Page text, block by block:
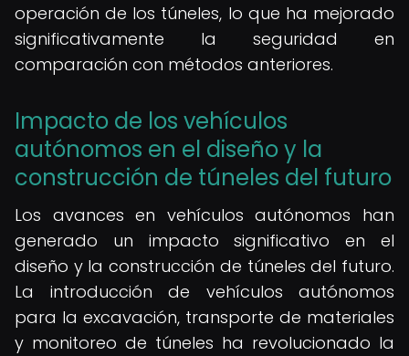
operación de los túneles, lo que ha mejorado
significativamente la seguridad en
comparación con métodos anteriores.
Impacto de los vehículos
autónomos en el diseño y la
construcción de túneles del futuro
Los avances en vehículos autónomos han
generado un impacto significativo en el
diseño y la construcción de túneles del futuro.
La introducción de vehículos autónomos
para la excavación, transporte de materiales
y monitoreo de túneles ha revolucionado la